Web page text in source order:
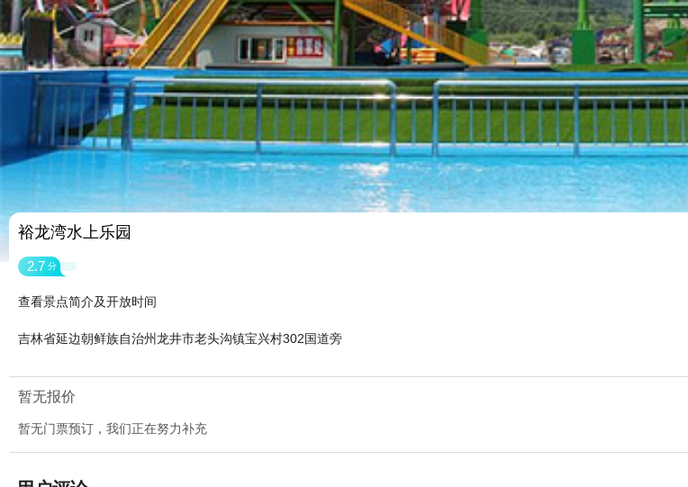
裕龙湾水上乐园
2.7 分
查看景点简介及开放时间
吉林省延边朝鲜族自治州龙井市老头沟镇宝兴村302国道旁
暂无报价
暂无门票预订，我们正在努力补充